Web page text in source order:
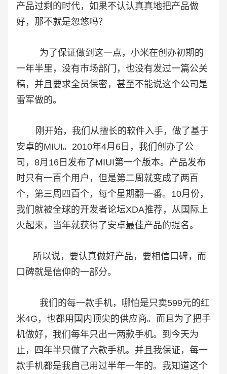
产品过剩的时代，如果不认认真真地把产品做
好，那不就是忽悠吗？
为了保证做到这一点，小米在创办初期的
一年半里，没有市场部门，也没有发过一篇公关
稿，并且要求全员保密，甚至不能说这个公司是
雷军做的。
刚开始，我们从擅长的软件入手，做了基于
安卓的MIUI。2010年4月6日，我们创办了公
司，8月16日发布了MIUI第一个版本。产品发布
时只有一百个用户，但是第二周就变成了两百
个，第三周四百个，每个星期翻一番。10月份，
我们就被全球的开发者论坛XDA推荐，从国际上
火起来，当年就获得了安卓最佳产品的提名。
所以说，要认真做好产品，要相信口碑，而
口碑就是信仰的一部分。
我们的每一款手机，哪怕是只卖599元的红
米4G，也都用国内顶尖的供应商。而且为了把手
机做好，我们每年只出一两款手机。到今天为
止，四年半只做了六款手机。并且我保证，每一
款手机都是我自己用过半年一年的。我知道这个